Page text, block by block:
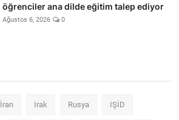
öğrenciler ana dilde eğitim talep ediyor
Ağustos 6, 2026 0
İran Irak Rusya IŞİD